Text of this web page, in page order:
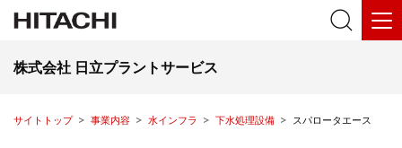
株式会社 日立プラントサービス
サイトトップ 事業内容 水インフラ 下水処理設備 スパロータエース